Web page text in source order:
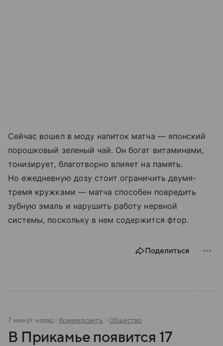
Сейчас вошел в моду напиток матча — японский
порошковый зеленый чай. Он богат витаминами,
тонизирует, благотворно влияет на память.
Но ежедневную дозу стоит ограничить двумя-
тремя кружками — матча способен повредить
зубную эмаль и нарушить работу нервной
системы, поскольку в нем содержится фтор.
Поделиться
7 минут назад Коммерсантъ Общество
В Прикамье появится 17